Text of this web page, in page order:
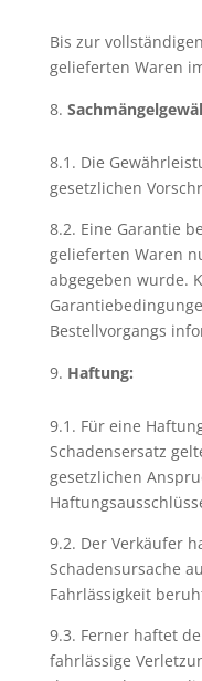
Bis zur
gelieferten Waren
8.1. Die
gesetzlichen
8.2. Eine Garantie
gelieferten Waren
abgegeben wurde.
Bestellvorgangs
Haftung:
9.1. Für eine
Schadensersatz
gesetzlichen
9.2. Der Verkäufer
Schadensursache
Fahrlässigkeit
9.3. Ferner haftet
fahrlässige